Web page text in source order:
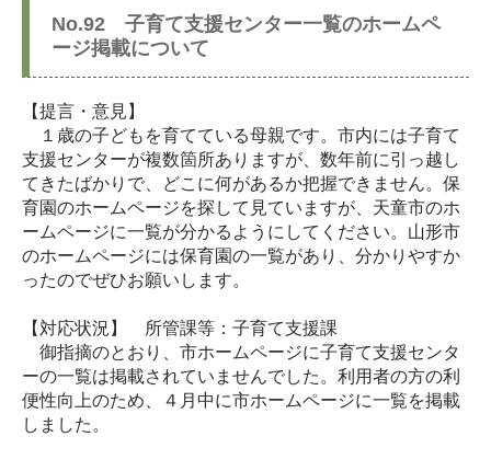
No.92 子育て支援センター一覧のホームペ
ージ掲載について
【提言・意見】
１歳の子どもを育てている母親です。市内には子育て
支援センターが複数箇所ありますが、数年前に引っ越し
てきたばかりで、どこに何があるか把握できません。保
育園のホームページを探して見ていますが、天童市のホ
ームページに一覧が分かるようにしてください。山形市
のホームページには保育園の一覧があり、分かりやすか
ったのでぜひお願いします。
【対応状況】 所管課等：子育て支援課
御指摘のとおり、市ホームページに子育て支援センタ
ーの一覧は掲載されていませんでした。利用者の方の利
便性向上のため、４月中に市ホームページに一覧を掲載
しました。